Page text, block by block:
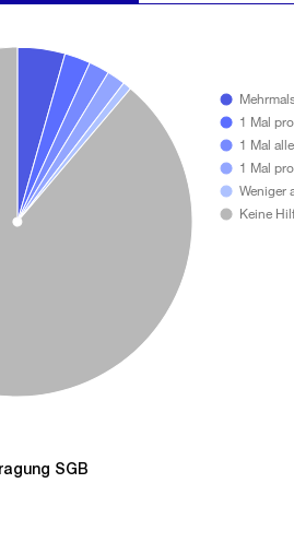
1 Mal
1 Mal
1 Mal
Weniger
Keine
SGB